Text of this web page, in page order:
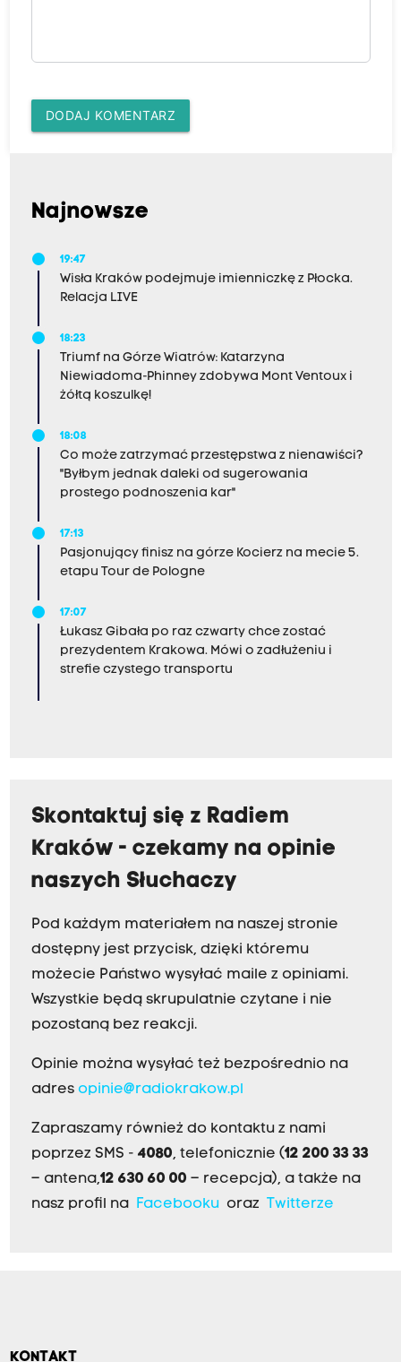
DODAJ KOMENTARZ
Najnowsze
19:47
Wisła Kraków podejmuje imienniczkę z Płocka.
Relacja LIVE
18:23
Triumf na Górze Wiatrów: Katarzyna
Niewiadoma-Phinney zdobywa Mont Ventoux i
żółtą koszulkę!
18:08
Co może zatrzymać przestępstwa z nienawiści?
"Byłbym jednak daleki od sugerowania
prostego podnoszenia kar"
17:13
Pasjonujący finisz na górze Kocierz na mecie 5.
etapu Tour de Pologne
17:07
Łukasz Gibała po raz czwarty chce zostać
prezydentem Krakowa. Mówi o zadłużeniu i
strefie czystego transportu
Skontaktuj się z Radiem
Kraków - czekamy na opinie
naszych Słuchaczy
Pod każdym materiałem na naszej stronie
dostępny jest przycisk, dzięki któremu
możecie Państwo wysyłać maile z opiniami.
Wszystkie będą skrupulatnie czytane i nie
pozostaną bez reakcji.
Opinie można wysyłać też bezpośrednio na
adres opinie@radiokrakow.pl
Zapraszamy również do kontaktu z nami
poprzez SMS - 4080, telefonicznie (12 200 33 33
– antena,12 630 60 00 – recepcja), a także na
nasz profil na
Facebookuoraz Twitterze
KONTAKT